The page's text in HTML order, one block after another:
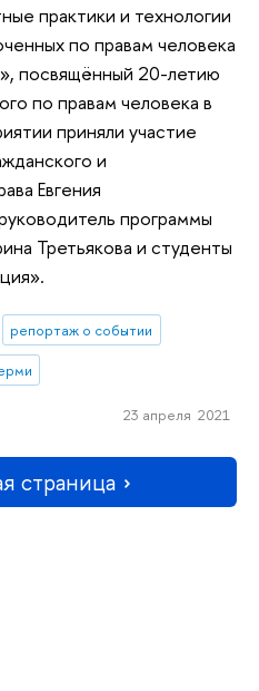
практики и технологии
по правам человека
посвящённый 20-летию
по правам человека в
приняли участие
и
Евгения
программы
Третьякова и студенты
репортаж о событии
23 апреля 2021
страница